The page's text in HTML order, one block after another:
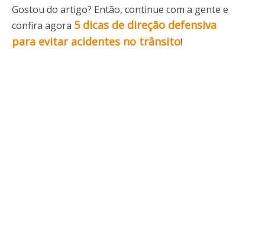
Gostou do artigo? Então, continue com a gente e
confira agora 5 dicas de direção defensiva
para evitar acidentes no trânsito!